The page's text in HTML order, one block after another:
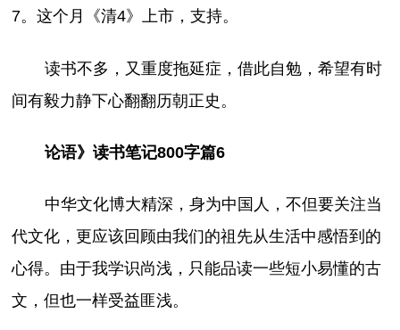
7。这个月《清4》上市，支持。
读书不多，又重度拖延症，借此自勉，希望有时
间有毅力静下心翻翻历朝正史。
论语》读书笔记800字篇6
中华文化博大精深，身为中国人，不但要关注当
代文化，更应该回顾由我们的祖先从生活中感悟到的
心得。由于我学识尚浅，只能品读一些短小易懂的古
文，但也一样受益匪浅。